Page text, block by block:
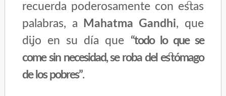
recuerda poderosamente con estas
palabras, a Mahatma Gandhi, que
dijo en su día que “todo lo que se
come sin necesidad, se roba del estómago
de los pobres”.